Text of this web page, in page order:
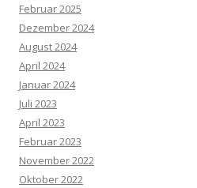
Februar 2025
Dezember 2024
August 2024
April 2024
Januar 2024
Juli 2023
April 2023
Februar 2023
November 2022
Oktober 2022